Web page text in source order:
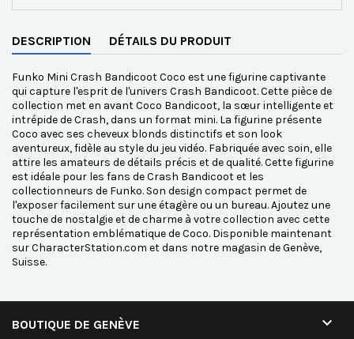
DESCRIPTION DÉTAILS DU PRODUIT
Funko Mini Crash Bandicoot Coco est une figurine captivante
qui capture l'esprit de l'univers Crash Bandicoot. Cette pièce de
collection met en avant Coco Bandicoot, la sœur intelligente et
intrépide de Crash, dans un format mini. La figurine présente
Coco avec ses cheveux blonds distinctifs et son look
aventureux, fidèle au style du jeu vidéo. Fabriquée avec soin, elle
attire les amateurs de détails précis et de qualité. Cette figurine
est idéale pour les fans de Crash Bandicoot et les
collectionneurs de Funko. Son design compact permet de
l'exposer facilement sur une étagère ou un bureau. Ajoutez une
touche de nostalgie et de charme à votre collection avec cette
représentation emblématique de Coco. Disponible maintenant
sur CharacterStation.com et dans notre magasin de Genève,
Suisse.
BOUTIQUE DE GENÈVE 